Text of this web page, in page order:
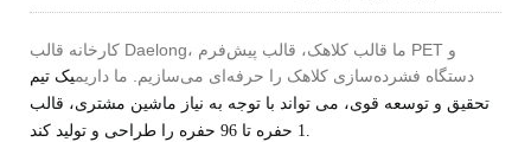
کارخانه قالب Daelong، ما قالب کلاهک، قالب پیش‌فرم PET و
دستگاه فشرده‌سازی کلاهک را حرفه‌ای می‌سازیم. ما داریمیک تیم
تحقیق و توسعه قوی، می تواند با توجه به نیاز ماشین مشتری، قالب